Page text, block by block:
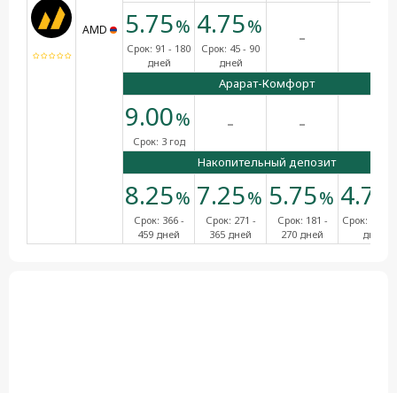
AMD 5.75%
Срок: 91 - 180
дней
4.75%
Срок: 45 - 90
дней
-
Арарат-Комфорт
9.00%
Срок: 3 год
- -
Накопительный депозит
8.25%
Срок: 366 -
459 дней
7.25%
Срок: 271 -
365 дней
5.75%
Срок: 181 -
270 дней
4.75
Срок:
дней